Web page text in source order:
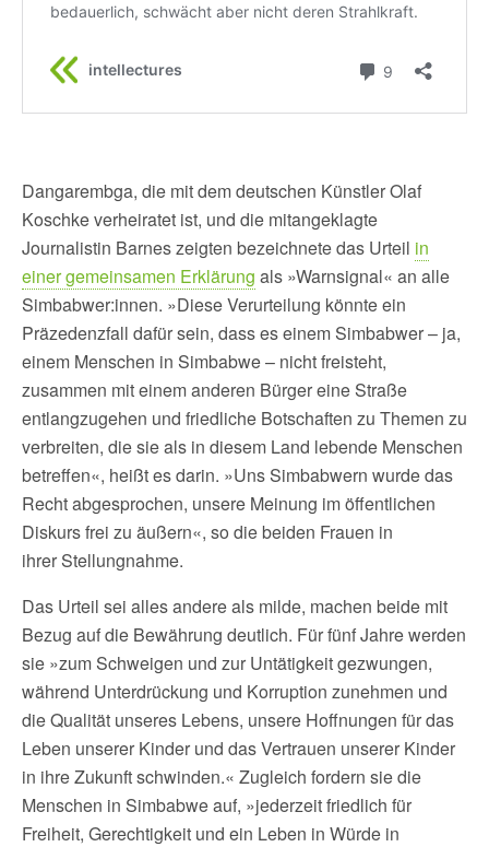
Dangarembga, die mit dem deutschen Künstler Olaf
Koschke verheiratet ist, und die mitangeklagte
Journalistin Barnes zeigten bezeichnete das Urteil in
einer gemeinsamen Erklärung als »Warnsignal« an alle
Simbabwer:innen. »Diese Verurteilung könnte ein
Präzedenzfall dafür sein, dass es einem Simbabwer – ja,
einem Menschen in Simbabwe – nicht freisteht,
zusammen mit einem anderen Bürger eine Straße
entlangzugehen und friedliche Botschaften zu Themen zu
verbreiten, die sie als in diesem Land lebende Menschen
betreffen«, heißt es darin. »Uns Simbabwern wurde das
Recht abgesprochen, unsere Meinung im öffentlichen
Diskurs frei zu äußern«, so die beiden Frauen in
ihrer Stellungnahme.
Das Urteil sei alles andere als milde, machen beide mit
Bezug auf die Bewährung deutlich. Für fünf Jahre werden
sie »zum Schweigen und zur Untätigkeit gezwungen,
während Unterdrückung und Korruption zunehmen und
die Qualität unseres Lebens, unsere Hoffnungen für das
Leben unserer Kinder und das Vertrauen unserer Kinder
in ihre Zukunft schwinden.« Zugleich fordern sie die
Menschen in Simbabwe auf, »jederzeit friedlich für
Freiheit, Gerechtigkeit und ein Leben in Würde in